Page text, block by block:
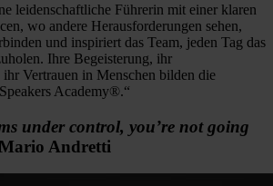
leidenschaftliche Führerin mit einer klaren
wo andere Herausforderungen sehen,
und inspiriert das Team, jeden Tag das
Ihre Begeisterung, ihr
Vertrauen in Menschen bilden die
Academy®.“
under control, you’re not going
Andretti